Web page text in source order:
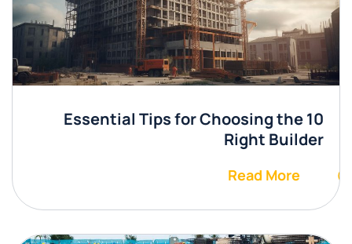
10 Essential Tips for Choosing the
Right Builder
Read More